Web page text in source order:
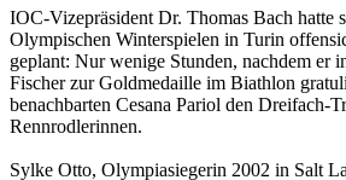
IOC-Vizepräsident Dr. Thomas Bach hatte
Olympischen Winterspielen in Turin
geplant: Nur wenige Stunden, nachdem er
Fischer zur Goldmedaille im Biathlon
benachbarten Cesana Pariol den Dreifach-
Rennrodlerinnen.
Sylke Otto, Olympiasiegerin 2002 in Salt